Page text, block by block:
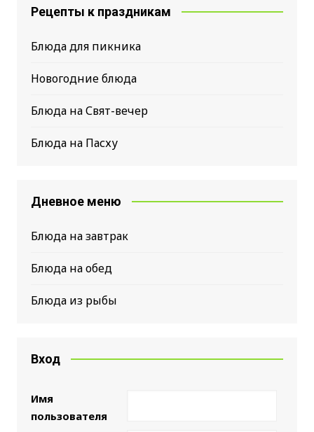
Рецепты к праздникам
Блюда для пикника
Новогодние блюда
Блюда на Свят-вечер
Блюда на Пасху
Дневное меню
Блюда на завтрак
Блюда на обед
Блюда из рыбы
Вход
Имя
пользователя